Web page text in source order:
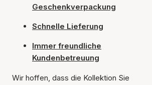
Geschenkverpackung
Schnelle Lieferung
Immer freundliche
Kundenbetreuung
Wir hoffen, dass die Kollektion Sie